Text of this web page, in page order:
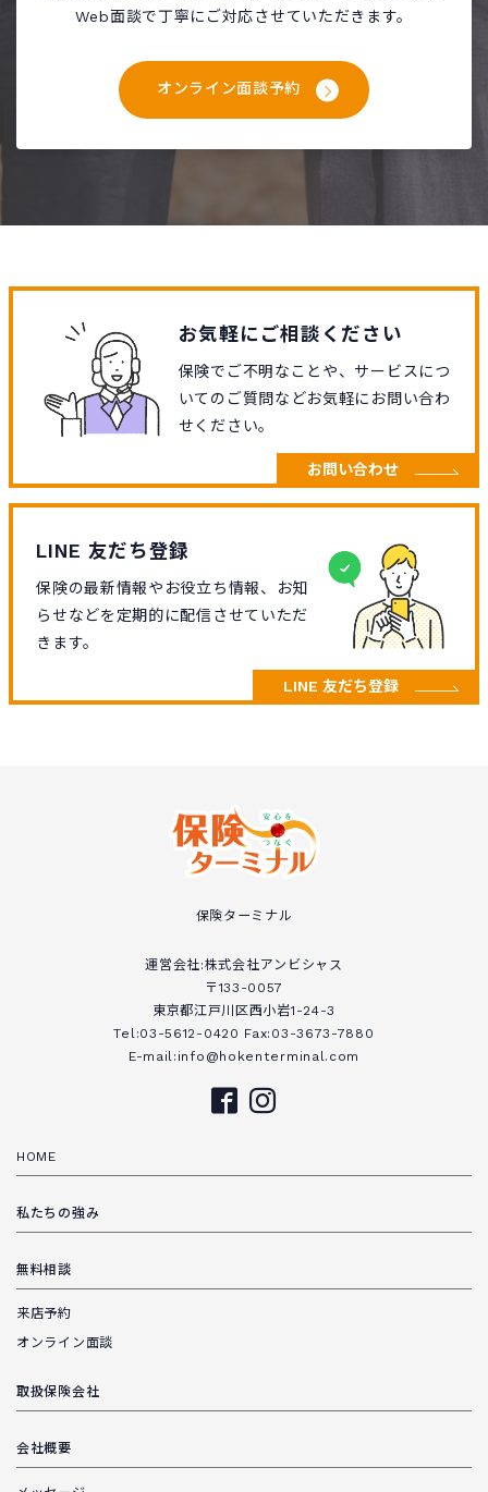
Web面談で丁寧にご対応させていただきます。
オンライン面談予約
お気軽にご相談ください
保険でご不明なことや、サービスにつ
いてのご質問などお気軽にお問い合わ
せください。
お問い合わせ
LINE 友だち登録
保険の最新情報やお役立ち情報、お知
らせなどを定期的に配信させていただ
きます。
LINE 友だち登録
保険ターミナル
運営会社:株式会社アンビシャス
〒133-0057
東京都江戸川区西小岩1-24-3
Tel:03-5612-0420 Fax:03-3673-7880
E-mail:info@hokenterminal.com
HOME
私たちの強み
無料相談
来店予約
オンライン面談
取扱保険会社
会社概要